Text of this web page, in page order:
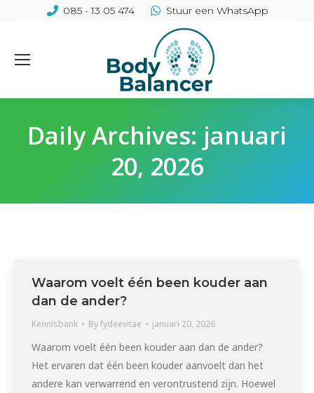
085 - 13 05 474 Stuur een WhatsApp
Daily Archives: januari
20, 2026
Waarom voelt één been kouder aan
dan de ander?
Kennisbank Byfydeevitae januari 20, 2026
Waarom voelt één been kouder aan dan de ander?
Het ervaren dat één been kouder aanvoelt dan het
andere kan verwarrend en verontrustend zijn. Hoewel